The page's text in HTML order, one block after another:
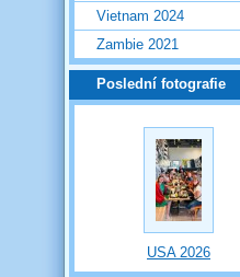
Vietnam 2024
Zambie 2021
Poslední fotografie
USA 2026